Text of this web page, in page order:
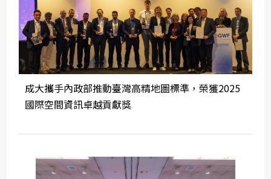
成大攜手內政部推動臺灣高精地圖標準，榮獲2025
國際空間資訊卓越貢獻獎